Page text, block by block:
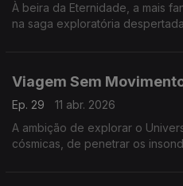
À beira da Eternidade, a mais
na saga exploratória
Viagem Sem
Ep. 29
11 abr. 2026
A ambição de explorar o
cósmicas, de penetrar os